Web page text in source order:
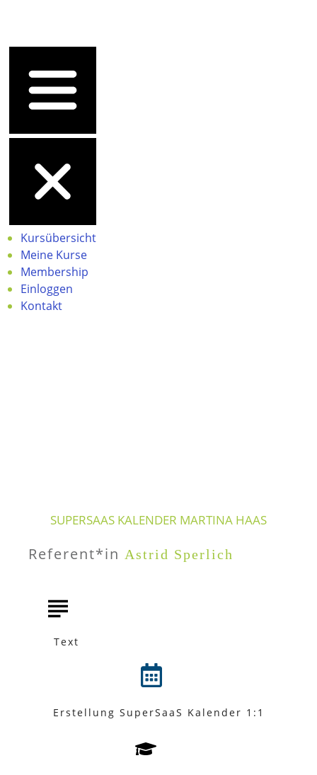
Kursübersicht
Meine Kurse
Membership
Einloggen
Kontakt
SUPERSAAS KALENDER MARTINA HAAS
Referent*in Astrid Sperlich
Text
Erstellung SuperSaaS Kalender 1:1